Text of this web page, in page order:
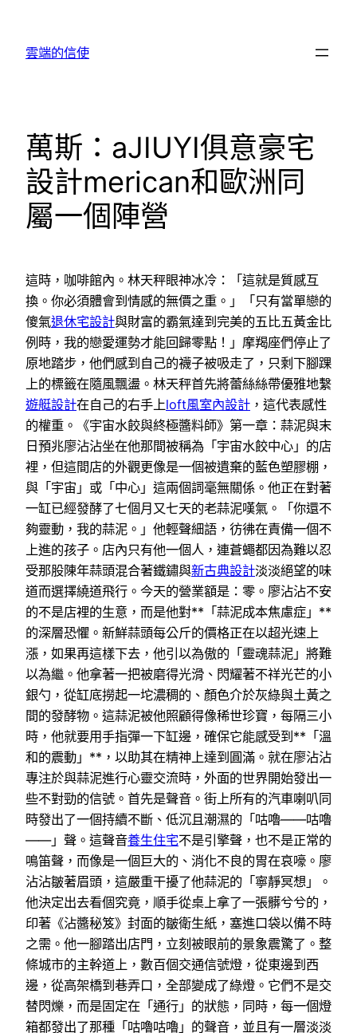
雲端的信使
萬斯：aJIUYI俱意豪宅
設計merican和歐洲同
屬一個陣營
這時，咖啡館內。林天秤眼神冰冷：「這就是質感互
換。你必須體會到情感的無價之重。」「只有當單戀的
傻氣退休宅設計與財富的霸氣達到完美的五比五黃金比
例時，我的戀愛運勢才能回歸零點！」摩羯座們停止了
原地踏步，他們感到自己的襪子被吸走了，只剩下腳踝
上的標籤在隨風飄盪。林天秤首先將蕾絲絲帶優雅地繫
遊艇設計在自己的右手上loft風室內設計 ，這代表感性
的權重。《宇宙水餃與終極醬料師》第一章：蒜泥與末
日預兆廖沾沾坐在他那間被稱為「宇宙水餃中心」的店
裡，但這間店的外觀更像是一個被遺棄的藍色塑膠棚，
與「宇宙」或「中心」這兩個詞毫無關係。他正在對著
一缸已經發酵了七個月又七天的老蒜泥嘆氣。「你還不
夠靈動，我的蒜泥。」他輕聲細語，彷彿在責備一個不
上進的孩子。店內只有他一個人，連蒼蠅都因為難以忍
受那股陳年蒜頭混合著鐵鏽與新古典設計淡淡絕望的味
道而選擇繞道飛行。今天的營業額是：零。廖沾沾不安
的不是店裡的生意，而是他對**「蒜泥成本焦慮症」**
的深層恐懼。新鮮蒜頭每公斤的價格正在以超光速上
漲，如果再這樣下去，他引以為傲的「靈魂蒜泥」將難
以為繼。他拿著一把被磨得光滑、閃耀著不祥光芒的小
銀勺，從缸底撈起一坨濃稠的、顏色介於灰綠與土黃之
間的發酵物。這蒜泥被他照顧得像稀世珍寶，每隔三小
時，他就要用手指彈一下缸邊，確保它能感受到**「溫
和的震動」**，以助其在精神上達到圓滿。就在廖沾沾
專注於與蒜泥進行心靈交流時，外面的世界開始發出一
些不對勁的信號。首先是聲音。街上所有的汽車喇叭同
時發出了一個持續不斷、低沉且潮濕的「咕嚕——咕嚕
——」聲。這聲音養生住宅不是引擎聲，也不是正常的
鳴笛聲，而像是一個巨大的、消化不良的胃在哀嚎。廖
沾沾皺著眉頭，這嚴重干擾了他蒜泥的「寧靜冥想」。
他決定出去看個究竟，順手從桌上拿了一張髒兮兮的，
印著《沾醬秘笈》封面的皺衛生紙，塞進口袋以備不時
之需。他一腳踏出店門，立刻被眼前的景象震驚了。整
條城市的主幹道上，數百個交通信號燈，從東邊到西
邊，從高架橋到巷弄口，全部變成了綠燈。它們不是交
替閃爍，而是固定在「通行」的狀態，同時，每一個燈
箱都發出了那種「咕嚕咕嚕」的聲音，並且有一層淡淡